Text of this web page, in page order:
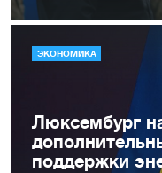
ЭКОНОМИКА
Люксембург
поддержки